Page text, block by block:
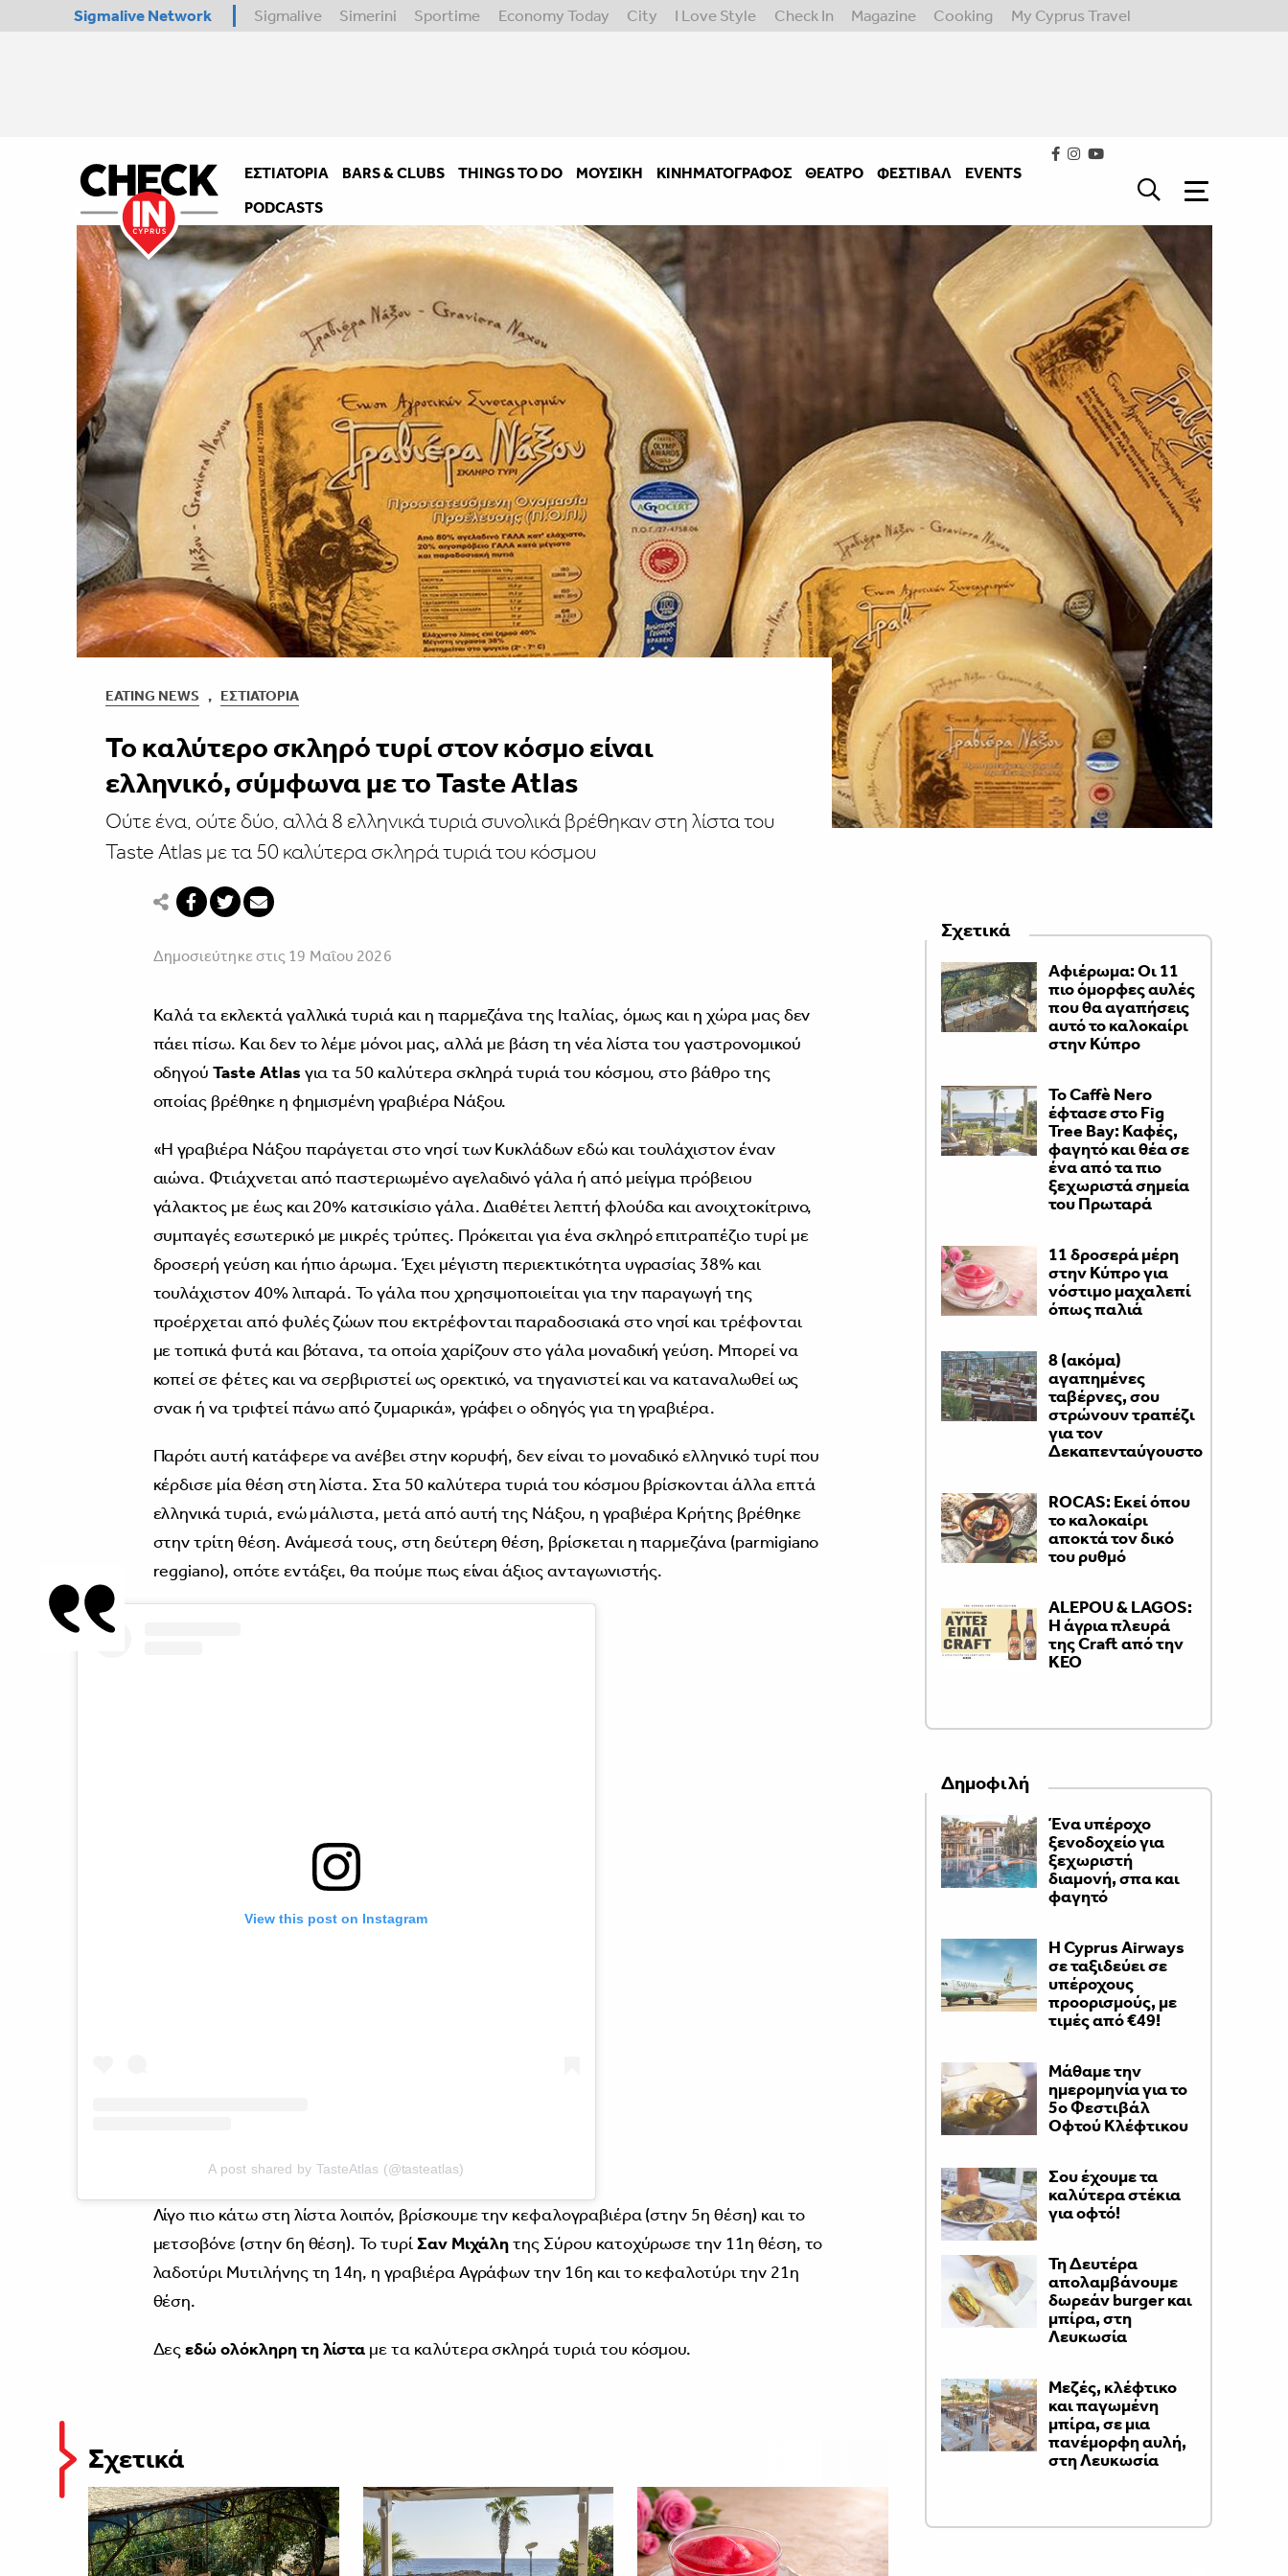
Sigmalive Network Sigmalive Simerini Sportime Economy Today City I Love Style Check In Magazine Cooking My Cyprus Travel
ΕΣΤΙΑΤΌΡΙΑ BARS & CLUBS THINGS TO DO ΜΟΥΣΙΚΉ ΚΙΝΗΜΑΤΟΓΡΆΦΟΣ ΘΈΑΤΡΟ ΦΕΣΤΙΒΑΛ
EVENTS
PODCASTS
EATING NEWS , ΕΣΤΙΑΤΌΡΙΑ
To καλύτερο σκληρό τυρί στον κόσμο είναι
ελληνικό, σύμφωνα με το Taste Atlas
Ούτε ένα, ούτε δύο, αλλά 8 ελληνικά τυριά συνολικά βρέθηκαν στη λίστα του
Taste Atlas με τα 50 καλύτερα σκληρά τυριά του κόσμου
Δημοσιεύτηκε στις 19 Μαΐου 2026
Καλά τα εκλεκτά γαλλικά τυριά και η παρμεζάνα της Ιταλίας, όμως και η χώρα μας δεν
πάει πίσω. Και δεν το λέμε μόνοι μας, αλλά με βάση τη νέα λίστα του γαστρονομικού
οδηγούTaste Atlas για τα 50 καλύτερα σκληρά τυριά του κόσμου, στο βάθρο της
οποίας βρέθηκε η φημισμένη γραβιέρα Νάξου.
«Η γραβιέρα Νάξου παράγεται στο νησί των Κυκλάδων εδώ και τουλάχιστον έναν
αιώνα. Φτιάχνεται από παστεριωμένο αγελαδινό γάλα ή από μείγμα πρόβειου
γάλακτος με έως και 20% κατσικίσιο γάλα. Διαθέτει λεπτή φλούδα και ανοιχτοκίτρινο,
συμπαγές εσωτερικό με μικρές τρύπες. Πρόκειται για ένα σκληρό επιτραπέζιο τυρί με
δροσερή γεύση και ήπιο άρωμα. Έχει μέγιστη περιεκτικότητα υγρασίας 38% και
τουλάχιστον 40% λιπαρά. Το γάλα που χρησιμοποιείται για την παραγωγή της
προέρχεται από φυλές ζώων που εκτρέφονται παραδοσιακά στο νησί και τρέφονται
με τοπικά φυτά και βότανα, τα οποία χαρίζουν στο γάλα μοναδική γεύση. Μπορεί να
κοπεί σε φέτες και να σερβιριστεί ως ορεκτικό, να τηγανιστεί και να καταναλωθεί ως
σνακ ή να τριφτεί πάνω από ζυμαρικά», γράφει ο οδηγός για τη γραβιέρα.
Παρότι αυτή κατάφερε να ανέβει στην κορυφή, δεν είναι το μοναδικό ελληνικό τυρί που
κέρδισε μία θέση στη λίστα. Στα 50 καλύτερα τυριά του κόσμου βρίσκονται άλλα επτά
ελληνικά τυριά, ενώ μάλιστα, μετά από αυτή της Νάξου, η γραβιέρα Κρήτης βρέθηκε
στην τρίτη θέση. Ανάμεσά τους, στη δεύτερη θέση, βρίσκεται η παρμεζάνα (parmigiano
reggiano), οπότε εντάξει, θα πούμε πως είναι άξιος ανταγωνιστής.
View this post on Instagram
A post shared by TasteAtlas (@tasteatlas)
Λίγο πιο κάτω στη λίστα λοιπόν, βρίσκουμε την κεφαλογραβιέρα (στην 5η θέση) και το
μετσοβόνε (στην 6η θέση). Το τυρίΣαν Μιχάλητης Σύρου κατοχύρωσε την 11η θέση, το
λαδοτύρι Μυτιλήνης τη 14η, η γραβιέρα Αγράφων την 16η και το κεφαλοτύρι την 21η
θέση.
Δεςεδώ ολόκληρη τη λίστα με τα καλύτερα σκληρά τυριά του κόσμου.
Σχετικά
Σχετικά
Αφιέρωμα: Οι 11
πιο όμορφες αυλές
που θα αγαπήσεις
αυτό το καλοκαίρι
στην Κύπρο
Το Caffè Nero
έφτασε στο Fig
Tree Bay: Καφές,
φαγητό και θέα σε
ένα από τα πιο
ξεχωριστά σημεία
του Πρωταρά
11 δροσερά μέρη
στην Κύπρο για
νόστιμο μαχαλεπί
όπως παλιά
8 (ακόμα)
αγαπημένες
ταβέρνες, σου
στρώνουν τραπέζι
για τον
Δεκαπενταύγουστο
ROCAS: Εκεί όπου
το καλοκαίρι
αποκτά τον δικό
του ρυθμό
ALEPOU & LAGOS:
Η άγρια πλευρά
της Craft από την
ΚΕΟ
Δημοφιλή
Ένα υπέροχο
ξενοδοχείο για
ξεχωριστή
διαμονή, σπα και
φαγητό
H Cyprus Airways
σε ταξιδεύει σε
υπέροχους
προορισμούς, με
τιμές από €49!
Μάθαμε την
ημερομηνία για το
5ο Φεστιβάλ
Οφτού Κλέφτικου
Σου έχουμε τα
καλύτερα στέκια
για οφτό!
Τη Δευτέρα
απολαμβάνουμε
δωρεάν burger και
μπίρα, στη
Λευκωσία
Μεζές, κλέφτικο
και παγωμένη
μπίρα, σε μια
πανέμορφη αυλή,
στη Λευκωσία